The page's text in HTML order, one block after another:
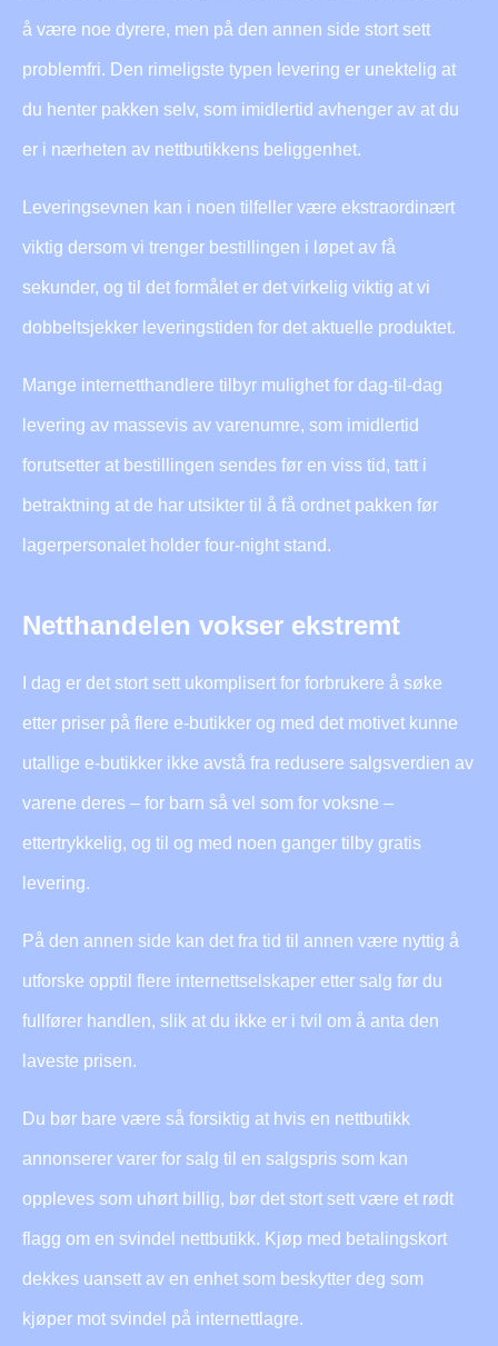
å være noe dyrere, men på den annen side stort sett
problemfri. Den rimeligste typen levering er unektelig at
du henter pakken selv, som imidlertid avhenger av at du
er i nærheten av nettbutikkens beliggenhet.
Leveringsevnen kan i noen tilfeller være ekstraordinært
viktig dersom vi trenger bestillingen i løpet av få
sekunder, og til det formålet er det virkelig viktig at vi
dobbeltsjekker leveringstiden for det aktuelle produktet.
Mange internetthandlere tilbyr mulighet for dag-til-dag
levering av massevis av varenumre, som imidlertid
forutsetter at bestillingen sendes før en viss tid, tatt i
betraktning at de har utsikter til å få ordnet pakken før
lagerpersonalet holder four-night stand.
Netthandelen vokser ekstremt
I dag er det stort sett ukomplisert for forbrukere å søke
etter priser på flere e-butikker og med det motivet kunne
utallige e-butikker ikke avstå fra redusere salgsverdien av
varene deres – for barn så vel som for voksne –
ettertrykkelig, og til og med noen ganger tilby gratis
levering.
På den annen side kan det fra tid til annen være nyttig å
utforske opptil flere internettselskaper etter salg før du
fullfører handlen, slik at du ikke er i tvil om å anta den
laveste prisen.
Du bør bare være så forsiktig at hvis en nettbutikk
annonserer varer for salg til en salgspris som kan
oppleves som uhørt billig, bør det stort sett være et rødt
flagg om en svindel nettbutikk. Kjøp med betalingskort
dekkes uansett av en enhet som beskytter deg som
kjøper mot svindel på internettlagre.